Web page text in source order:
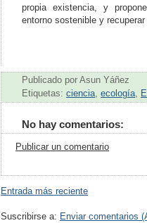
propia existencia, y
entorno sostenible y recuperar
Publicado por Asun Yáñez
Etiquetas: ciencia, ecología,
No hay comentarios:
Publicar un comentario
Entrada más reciente
Suscribirse a: Enviar comentarios